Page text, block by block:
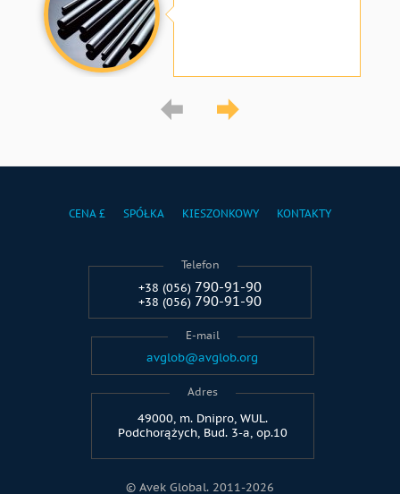
© Avek Global. 2011-2026
CENA £ SPÓŁKA KIESZONKOWY KONTAKTY
Telefon
+38 (056) 790-91-90
+38 (056) 790-91-90
E-mail
avglob@avglob.org
Adres
49000, m. Dnipro, WUL.
Podchorążych, Bud. 3-a, op.10